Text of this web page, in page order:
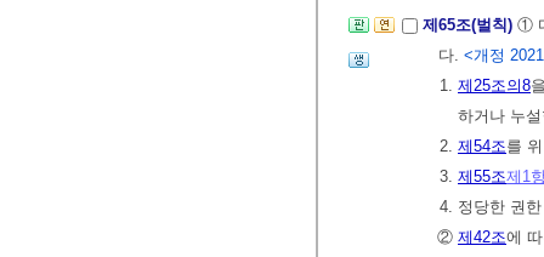
제65조(벌칙) ①
다. <개정
1. 제25조의8
하거나 누
2. 제54조를
3. 제55조제1
4. 정당한 권
② 제42조에